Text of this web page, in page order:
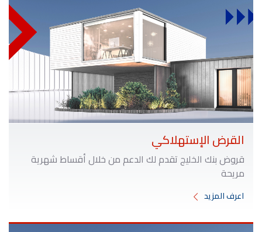
القرض الإستهلاكي
قروض بنك الخليج تقدم لك الدعم من خلال أقساط شهرية
مريحة
اعرف المزيد